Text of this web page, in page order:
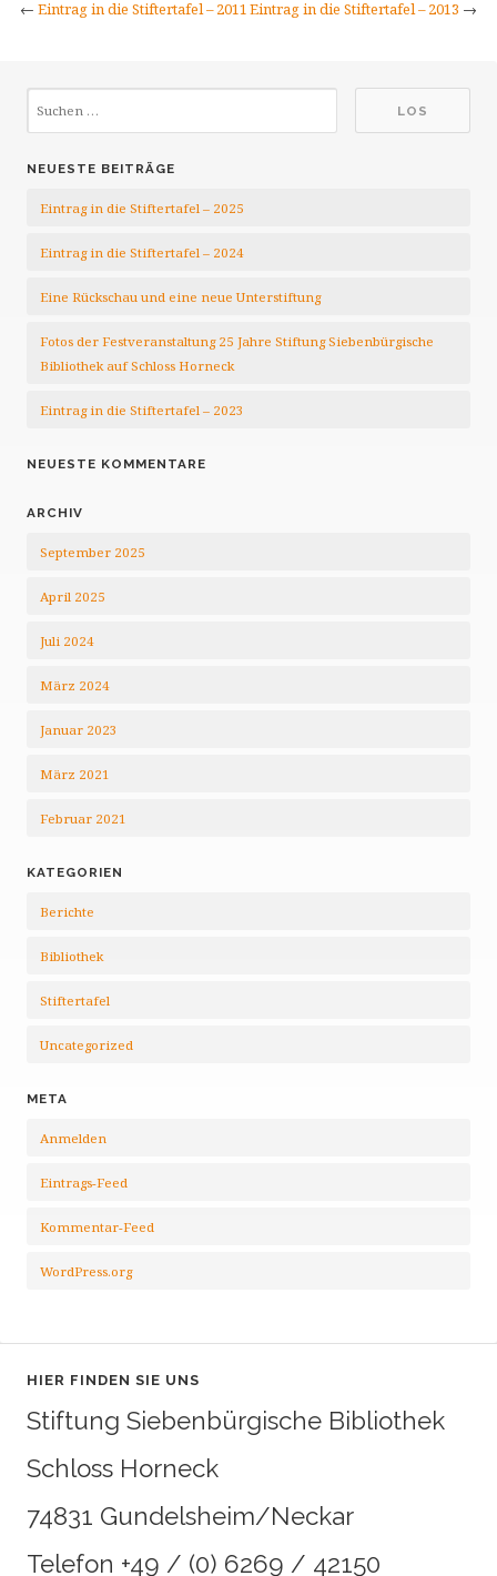
← Eintrag in die Stiftertafel – 2011Eintrag in die Stiftertafel – 2013 →
NEUESTE BEITRÄGE
Eintrag in die Stiftertafel – 2025
Eintrag in die Stiftertafel – 2024
Eine Rückschau und eine neue Unterstiftung
Fotos der Festveranstaltung 25 Jahre Stiftung Siebenbürgische
Bibliothek auf Schloss Horneck
Eintrag in die Stiftertafel – 2023
NEUESTE KOMMENTARE
ARCHIV
September 2025
April 2025
Juli 2024
März 2024
Januar 2023
März 2021
Februar 2021
KATEGORIEN
Berichte
Bibliothek
Stiftertafel
Uncategorized
META
Anmelden
Eintrags-Feed
Kommentar-Feed
WordPress.org
HIER FINDEN SIE UNS
Stiftung Siebenbürgische Bibliothek
Schloss Horneck
74831 Gundelsheim/Neckar
Telefon +49 / (0) 6269 / 42150